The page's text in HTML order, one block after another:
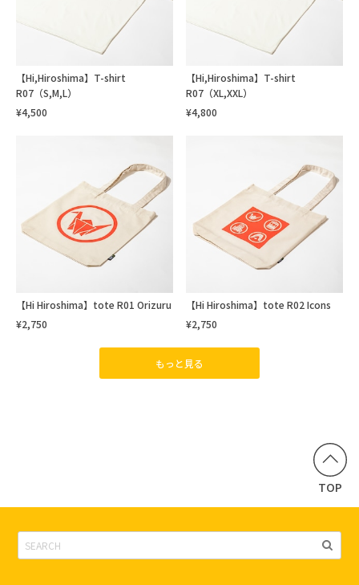
【Hi,Hiroshima】T-shirt
R07（S,M,L）
¥4,500
【Hi,Hiroshima】T-shirt
R07（XL,XXL）
¥4,800
【Hi Hiroshima】tote R01 Orizuru
¥2,750
【Hi Hiroshima】tote R02 Icons
¥2,750
もっと見る
TOP